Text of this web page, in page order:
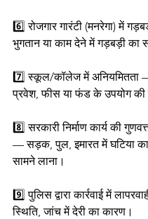
6️⃣ रोजगार गारंटी (मनरेगा) में
भुगतान या काम देने में गड़बड़ी का
7️⃣ स्कूल/कॉलेज में अनियमितता —
प्रवेश, फीस या फंड के उपयोग की
8️⃣ सरकारी निर्माण कार्य की
— सड़क, पुल, इमारत में घटिया
सामने लाना।
9️⃣ पुलिस द्वारा कार्रवाई में
स्थिति, जांच में देरी का कारण।